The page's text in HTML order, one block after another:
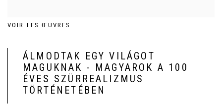
VOIR LES ŒUVRES
ÁLMODTAK EGY VILÁGOT
MAGUKNAK - MAGYAROK A 100
ÉVES SZÜRREALIZMUS
TÖRTÉNETÉBEN